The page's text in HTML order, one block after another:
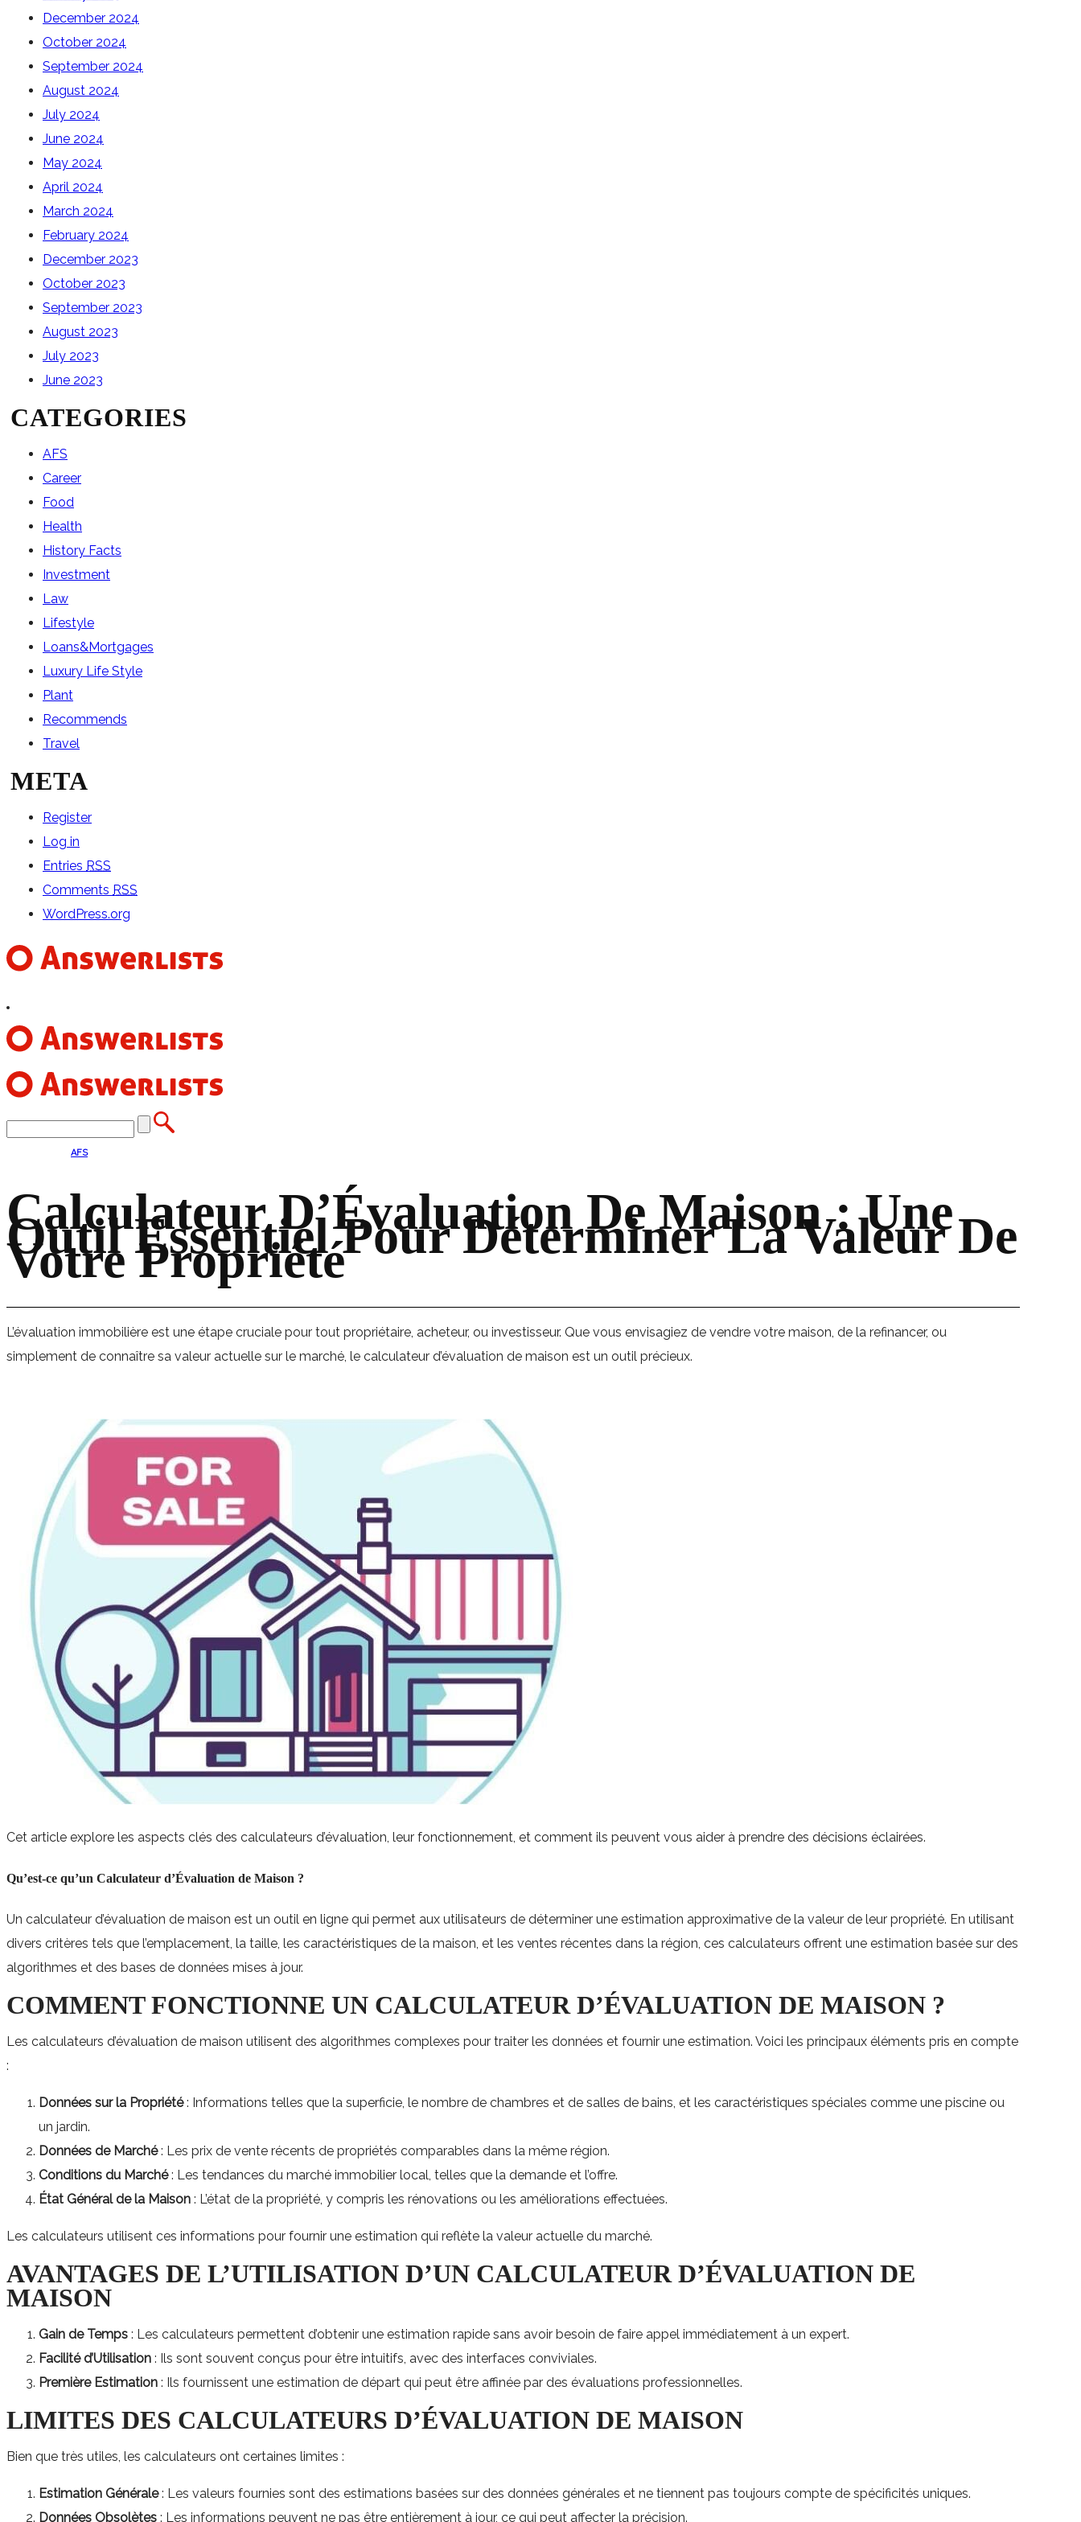
December 2024
October 2024
September 2024
August 2024
July 2024
June 2024
May 2024
April 2024
March 2024
February 2024
December 2023
October 2023
September 2023
August 2023
July 2023
June 2023
CATEGORIES
AFS
Career
Food
Health
History Facts
Investment
Law
Lifestyle
Loans&Mortgages
Luxury Life Style
Plant
Recommends
Travel
META
Register
Log in
Entries RSS
Comments RSS
WordPress.org
AFS
Calculateur D’Évaluation De Maison : Une
Outil Essentiel Pour Déterminer La Valeur De
Votre Propriété
L’évaluation immobilière est une étape cruciale pour tout propriétaire, acheteur, ou investisseur. Que vous envisagiez de vendre votre maison, de la refinancer, ou
simplement de connaître sa valeur actuelle sur le marché, le calculateur d’évaluation de maison est un outil précieux.
Cet article explore les aspects clés des calculateurs d’évaluation, leur fonctionnement, et comment ils peuvent vous aider à prendre des décisions éclairées.
Qu’est-ce qu’un Calculateur d’Évaluation de Maison ?
Un calculateur d’évaluation de maison est un outil en ligne qui permet aux utilisateurs de déterminer une estimation approximative de la valeur de leur propriété. En utilisant
divers critères tels que l’emplacement, la taille, les caractéristiques de la maison, et les ventes récentes dans la région, ces calculateurs offrent une estimation basée sur des
algorithmes et des bases de données mises à jour.
COMMENT FONCTIONNE UN CALCULATEUR D’ÉVALUATION DE MAISON ?
Les calculateurs d’évaluation de maison utilisent des algorithmes complexes pour traiter les données et fournir une estimation. Voici les principaux éléments pris en compte
:
Données sur la Propriété: Informations telles que la superficie, le nombre de chambres et de salles de bains, et les caractéristiques spéciales comme une piscine ou
un jardin.
Données de Marché: Les prix de vente récents de propriétés comparables dans la même région.
Conditions du Marché: Les tendances du marché immobilier local, telles que la demande et l’offre.
État Général de la Maison : L’état de la propriété, y compris les rénovations ou les améliorations effectuées.
Les calculateurs utilisent ces informations pour fournir une estimation qui reflète la valeur actuelle du marché.
AVANTAGES DE L’UTILISATION D’UN CALCULATEUR D’ÉVALUATION DE
MAISON
Gain de Temps : Les calculateurs permettent d’obtenir une estimation rapide sans avoir besoin de faire appel immédiatement à un expert.
Facilité d’Utilisation : Ils sont souvent conçus pour être intuitifs, avec des interfaces conviviales.
Première Estimation : Ils fournissent une estimation de départ qui peut être affinée par des évaluations professionnelles.
LIMITES DES CALCULATEURS D’ÉVALUATION DE MAISON
Bien que très utiles, les calculateurs ont certaines limites :
Estimation Générale: Les valeurs fournies sont des estimations basées sur des données générales et ne tiennent pas toujours compte de spécificités uniques.
Données Obsolètes : Les informations peuvent ne pas être entièrement à jour, ce qui peut affecter la précision.